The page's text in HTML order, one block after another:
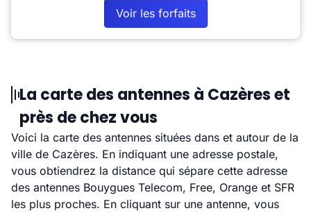
Voir les forfaits
La carte des antennes à Cazères et
près de chez vous
Voici la carte des antennes situées dans et autour de la
ville de Cazères. En indiquant une adresse postale,
vous obtiendrez la distance qui sépare cette adresse
des antennes Bouygues Telecom, Free, Orange et SFR
les plus proches. En cliquant sur une antenne, vous